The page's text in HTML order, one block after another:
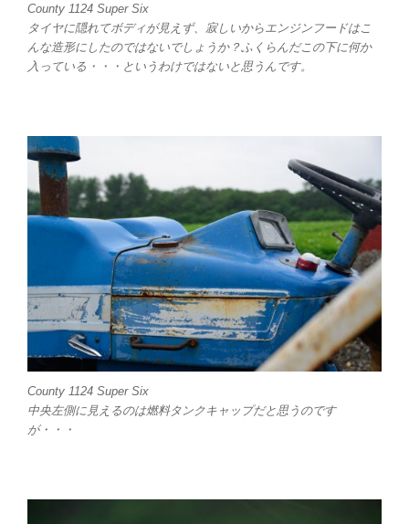
County 1124 Super Six
タイヤに隠れてボディが見えず、寂しいからエンジンフードはこ
んな造形にしたのではないでしょうか？ふくらんだこの下に何か
入っている・・・というわけではないと思うんです。
County 1124 Super Six
中央左側に見えるのは燃料タンクキャップだと思うのです
が・・・